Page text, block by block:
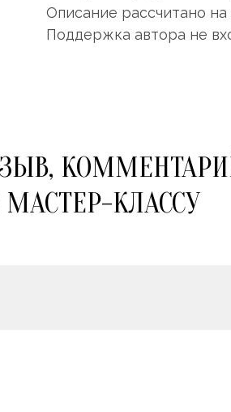
Описание рассчитано
Поддержка автора не
КЛАССУ